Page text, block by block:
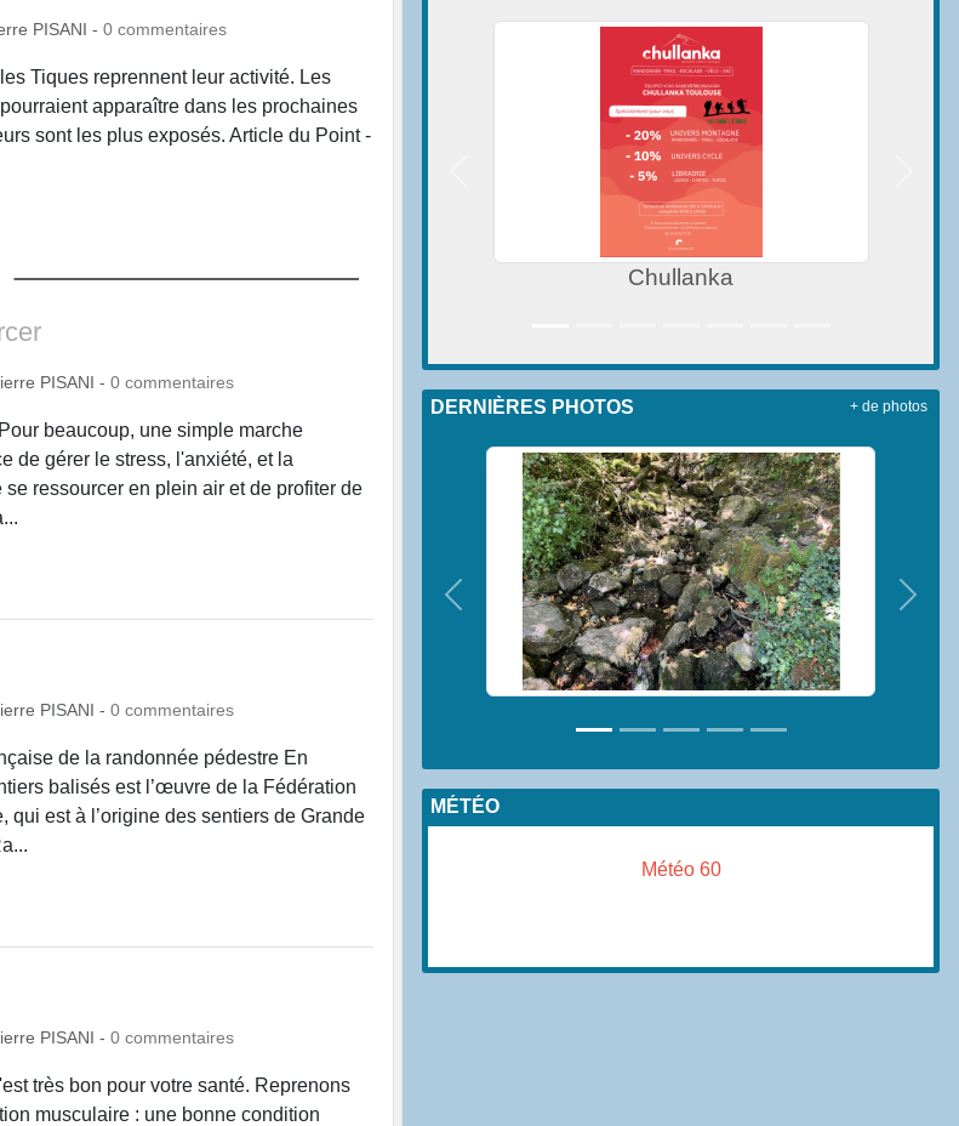
PISANI - 0 commentaires
Tiques reprennent leur activité. Les
apparaître dans les prochaines
sont les plus exposés. Article du Point -
PISANI - 0 commentaires
beaucoup, une simple marche
de gérer le stress, l'anxiété, et la
ressourcer en plein air et de profiter de
PISANI - 0 commentaires
de la randonnée pédestre En
balisés est l’œuvre de la Fédération
qui est à l’origine des sentiers de Grande
PISANI - 0 commentaires
très bon pour votre santé. Reprenons
musculaire : une bonne condition
Chullanka
DERNIÈRES PHOTOS
Précedent
+ de photos
MÉTÉO
Météo 60